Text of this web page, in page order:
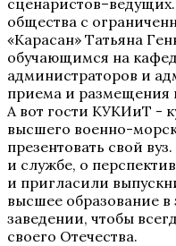
общества с
«Карасан» Татьяна
обучающимся на
администраторов и
приема и размещения
А вот гости КУКИиТ -
высшего военно-
презентовать свой
и службе, о
и пригласили
высшее образование
заведении, чтобы
своего Отечества.